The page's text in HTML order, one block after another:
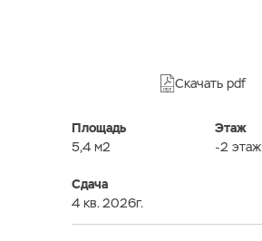
Скачать pdf
Площадь
5,4 м2
Этаж
-2 этаж
Сдача
4 кв. 2026г.